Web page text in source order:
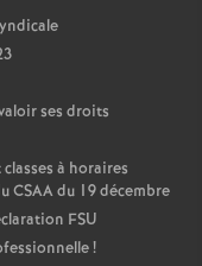
ses droits
à horaires
CSAA du 19 décembre
FSU
!